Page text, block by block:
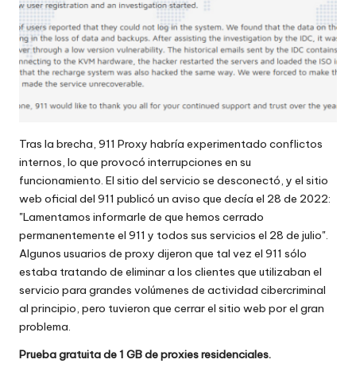
Tras la brecha, 911 Proxy habría experimentado conflictos
internos, lo que provocó interrupciones en su
funcionamiento. El sitio del servicio se desconectó, y el sitio
web oficial del 911 publicó un aviso que decía el 28 de 2022:
"Lamentamos informarle de que hemos cerrado
permanentemente el 911 y todos sus servicios el 28 de julio".
Algunos usuarios de proxy dijeron que tal vez el 911 sólo
estaba tratando de eliminar a los clientes que utilizaban el
servicio para grandes volúmenes de actividad cibercriminal
al principio, pero tuvieron que cerrar el sitio web por el gran
problema.
Prueba gratuita de 1 GB de proxies residenciales.